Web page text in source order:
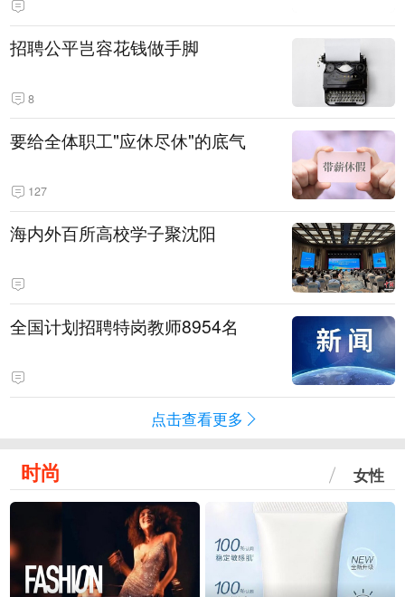
招聘公平岂容花钱做手脚
8
要给全体职工"应休尽休"的底气
127
海内外百所高校学子聚沈阳
全国计划招聘特岗教师8954名
点击查看更多
时尚 女性